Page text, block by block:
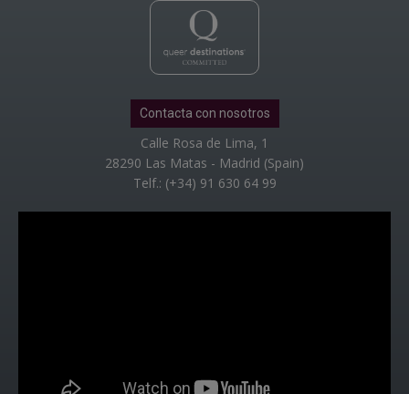
Contacta con nosotros
Calle Rosa de Lima, 1
28290 Las Matas - Madrid (Spain)
Telf.: (+34) 91 630 64 99